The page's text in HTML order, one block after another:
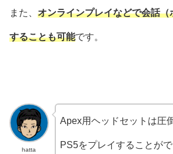
また、 オンラインプレイなどで会話（
することも可能です。
hatta
Apex用ヘッドセットは圧
PS5をプレイすることがで